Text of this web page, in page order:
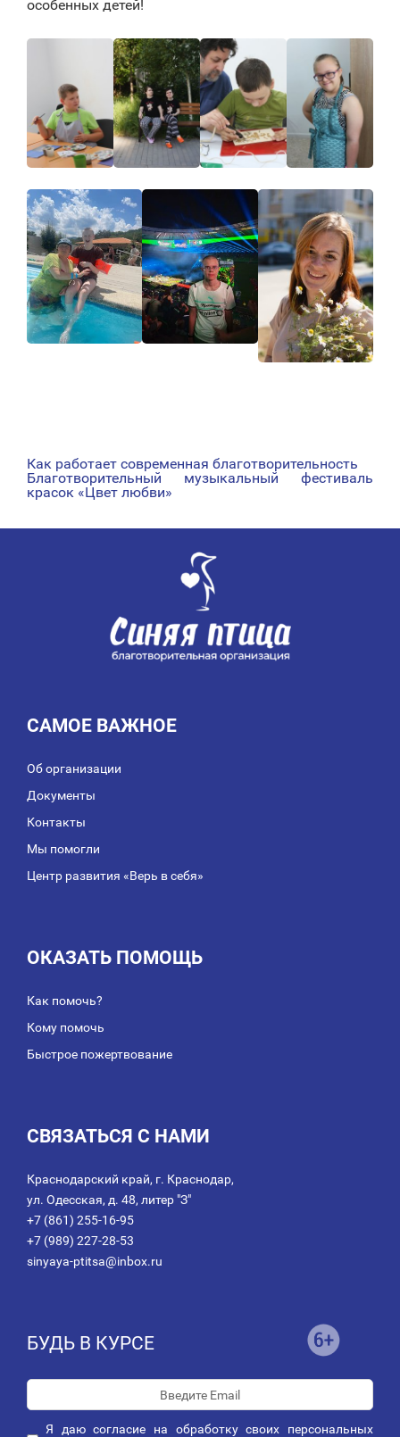
особенных детей!
НАВИГАЦИЯ
ПО
Как работает современная благотворительность
Благотворительный музыкальный фестиваль
красок «Цвет любви»
САМОЕ ВАЖНОЕ
Об организации
Документы
Контакты
Мы помогли
Центр развития «Верь в себя»
ОКАЗАТЬ ПОМОЩЬ
Как помочь?
Кому помочь
Быстрое пожертвование
СВЯЗАТЬСЯ С НАМИ
Краснодарский край, г. Краснодар,
ул. Одесская, д. 48, литер "З"
+7 (861) 255-16-95
+7 (989) 227-28-53
sinyaya-ptitsa@inbox.ru
БУДЬ В КУРСЕ
Я даюсогласие на обработку своих персональных